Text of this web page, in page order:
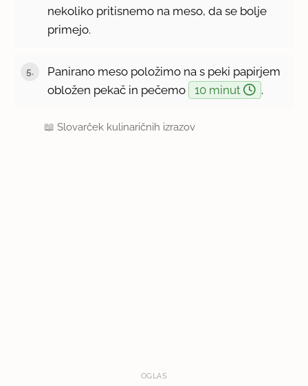
nekoliko pritisnemo na meso, da se bolje
primejo.
Panirano meso položimo na s peki papirjem
obložen pekač in pečemo
10 minut .
📖Slovarček kulinaričnih izrazov
OGLAS